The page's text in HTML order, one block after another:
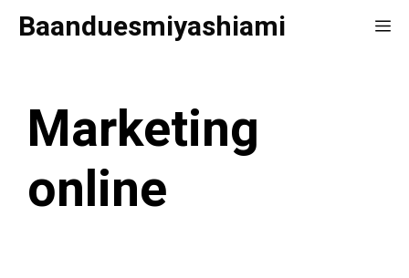
SaltarBaanduesmiyashiami
Marketing
online